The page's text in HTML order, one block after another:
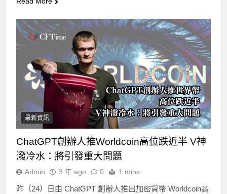
最新資訊
ChatGPT創辦人推Worldcoin高位跌近半 V神
潑冷水：將引發重大問題
Admin 3 年 ago 0 1 mins
昨（24）日由 ChatGPT 創辦人推出加密貨幣 Worldcoin高